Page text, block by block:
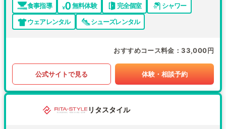
食事指導 無料体験 完全個室
シャワー
ウェアレンタル
シューズレンタル
おすすめコース料金 33,000円
公式サイトで見る 体験・相談予約
リタスタイル